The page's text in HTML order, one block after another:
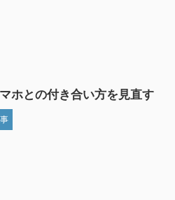
ホとの付き合い方を見直す